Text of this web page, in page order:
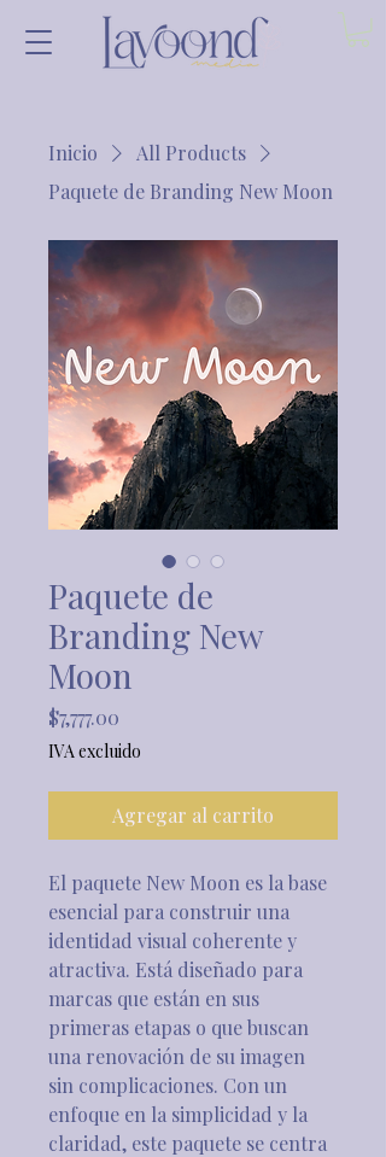
Inicio
All Products
Paquete de Branding New Moon
Paquete de
Branding New
Moon
$7,777.00
IVA excluido
Agregar al carrito
El paquete New Moon es la base
esencial para construir una
identidad visual coherente y
atractiva. Está diseñado para
marcas que están en sus
primeras etapas o que buscan
una renovación de su imagen
sin complicaciones. Con un
enfoque en la simplicidad y la
claridad, este paquete se centra